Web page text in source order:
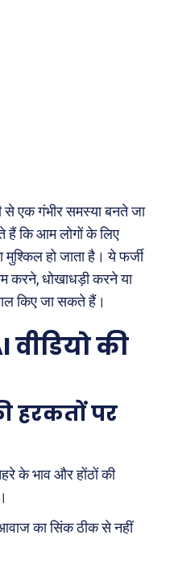
से एक गंभीर समस्या बनते जा
हैं कि आम लोगों के लिए
हो जाता है। ये फर्जी
करने, धोखाधड़ी करने या
किए जा सकते हैं।
की
हरकतों पर
के भाव और होंठों की
का सिंक ठीक से नहीं